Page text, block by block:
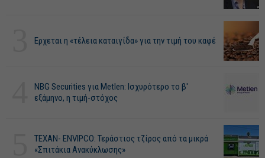
Ερχεται η «τέλεια καταιγίδα» για την τιμή του καφέ
NBG Securities για Metlen: Ισχυρότερο το β'
εξάμηνο, η τιμή-στόχος
ΤΕΧΑΝ- ENVIPCO: Τεράστιος τζίρος από τα μικρά
«Σπιτάκια Ανακύκλωσης»